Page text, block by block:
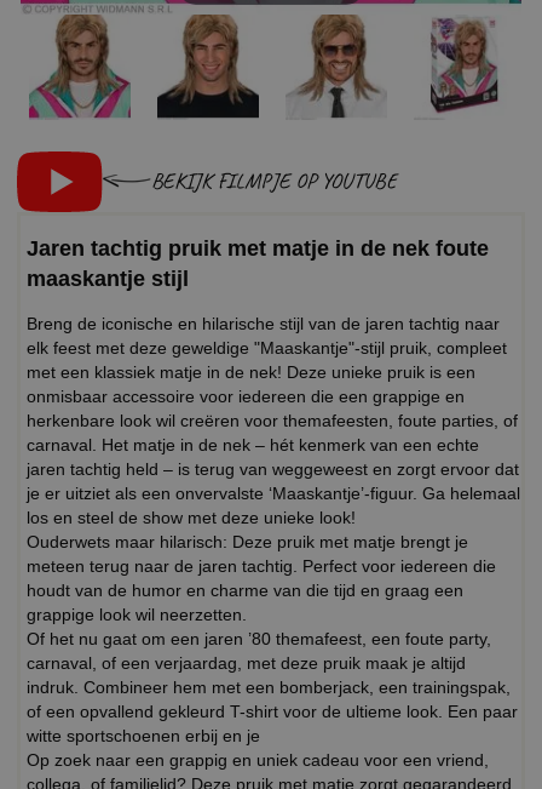
BEKIJK FILMPJE OP YOUTUBE
Jaren tachtig pruik met matje in de nek foute
maaskantje stijl
Breng de iconische en hilarische stijl van de jaren tachtig naar
elk feest met deze geweldige "Maaskantje"-stijl pruik, compleet
met een klassiek matje in de nek! Deze unieke pruik is een
onmisbaar accessoire voor iedereen die een grappige en
herkenbare look wil creëren voor themafeesten, foute parties, of
carnaval. Het matje in de nek – hét kenmerk van een echte
jaren tachtig held – is terug van weggeweest en zorgt ervoor dat
je er uitziet als een onvervalste ‘Maaskantje’-figuur. Ga helemaal
los en steel de show met deze unieke look!
Ouderwets maar hilarisch: Deze pruik met matje brengt je
meteen terug naar de jaren tachtig. Perfect voor iedereen die
houdt van de humor en charme van die tijd en graag een
grappige look wil neerzetten.
Of het nu gaat om een jaren ’80 themafeest, een foute party,
carnaval, of een verjaardag, met deze pruik maak je altijd
indruk. Combineer hem met een bomberjack, een trainingspak,
of een opvallend gekleurd T-shirt voor de ultieme look. Een paar
witte sportschoenen erbij en je
Op zoek naar een grappig en uniek cadeau voor een vriend,
collega, of familielid? Deze pruik met matje zorgt gegarandeerd